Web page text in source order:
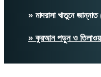
» মাদরাসা খাতুনে
» কুরআন পড়ুন ও